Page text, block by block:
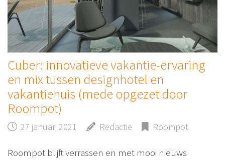
Cuber: innovatieve vakantie-ervaring
en mix tussen designhotel en
vakantiehuis (mede opgezet door
Roompot)
27 januari 2021 Redactie Roompot
Roompot blijft verrassen en met mooi nieuws